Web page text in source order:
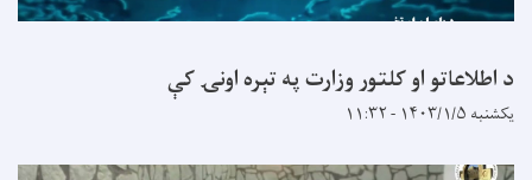
د اطلاعاتو او کلتور وزارت په تېره اونۍ کې
یکشنبه ۱۴۰۳/۱/۵ - ۱۱:۳۲